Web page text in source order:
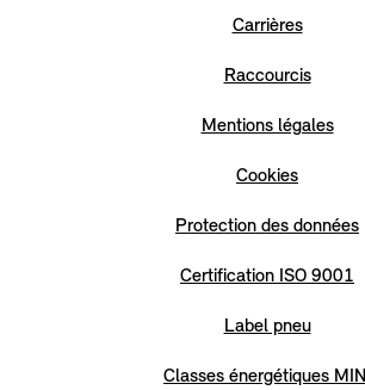
Carrières
Raccourcis
Mentions légales
Cookies
Protection des données
Certification ISO 9001
Label pneu
Classes énergétiques MINI